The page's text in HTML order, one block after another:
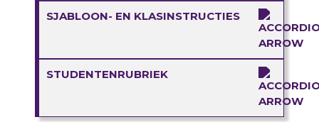
SJABLOON- EN KLASINSTRUCTIES
STUDENTENRUBRIEK